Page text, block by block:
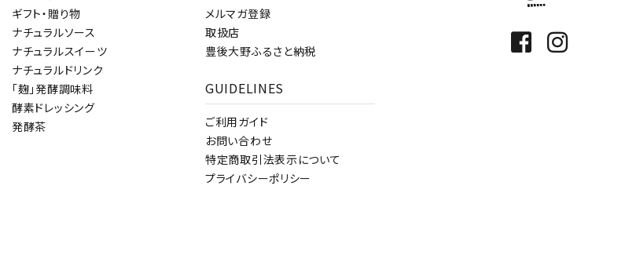
ギフト・贈り物
ナチュラルソース
ナチュラルスイーツ
ナチュラルドリンク
「麹」発酵調味料
酵素ドレッシング
発酵茶
メルマガ登録
取扱店
豊後大野ふるさと納税
GUIDELINES
ご利用ガイド
お問い合わせ
特定商取引法表示について
プライバシーポリシー